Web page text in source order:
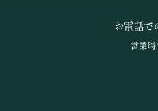
お電話で
営業